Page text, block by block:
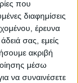
που
διαφημίσεις
έρευνα
σας, εμείς
ακριβή
μέσω
να συναινέσετε